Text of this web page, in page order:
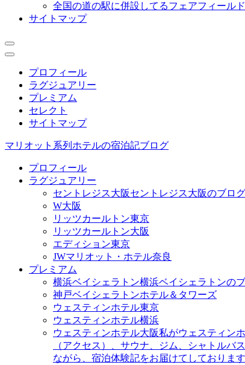
全国の道の駅に併設してるフェアフィールド
サイトマップ
プロフィール
ラグジュアリー
プレミアム
セレクト
サイトマップ
マリオット系列ホテルの宿泊記ブログ
プロフィール
ラグジュアリー
セントレジス大阪セントレジス大阪のブロ
W大阪
リッツカールトン東京
リッツカールトン大阪
エディション東京
JWマリオット・ホテル奈良
プレミアム
横浜ベイシェラトン横浜ベイシェラトンの
神戸ベイシェラトンホテル＆タワーズ
ウェスティンホテル東京
ウェスティンホテル横浜
ウェスティンホテル大阪私がウェスティン
（アクセス）、サウナ、ジム、シャトル
ながら、宿泊体験記をお届けてしております